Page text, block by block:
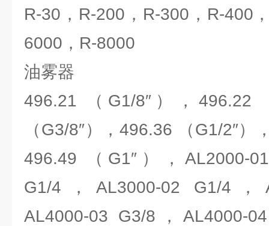
R-30，R-200，R-300，R-400
6000，R-8000
油雾器
496.21 （G1/8″），496.22
（G3/8″），496.36 （G1/2″）
496.49 （G1″），AL2000-
G1/4，AL3000-02 G1/4，
AL4000-03 G3/8，AL4000-